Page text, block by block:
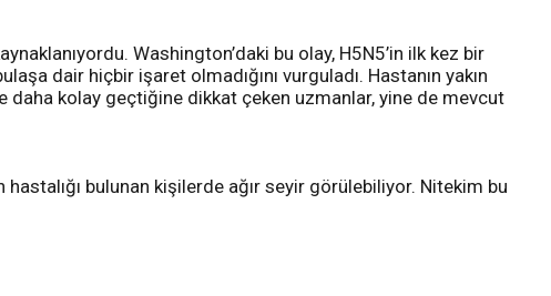
Washington’daki bu olay, H5N5’in ilk kez bir
dair hiçbir işaret olmadığını vurguladı. Hastanın yakın
daha kolay geçtiğine dikkat çeken uzmanlar, yine de mevcut
bulunan kişilerde ağır seyir görülebiliyor. Nitekim bu